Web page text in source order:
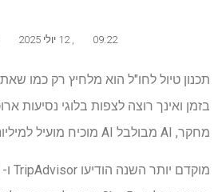
09:22
, 12 יולי 2025
תכנון טיול לחו"ל הוא מלחיץ רק כמו
בזמן ואינך רוצה לצפות בלוגי נסיעות
מחקר, AI מבולבל AI מוכיח מועיל למיליוני מטיילים.